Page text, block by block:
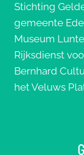
Stichting
gemeente
Museum
Rijksdienst
Bernhard
het Veluws